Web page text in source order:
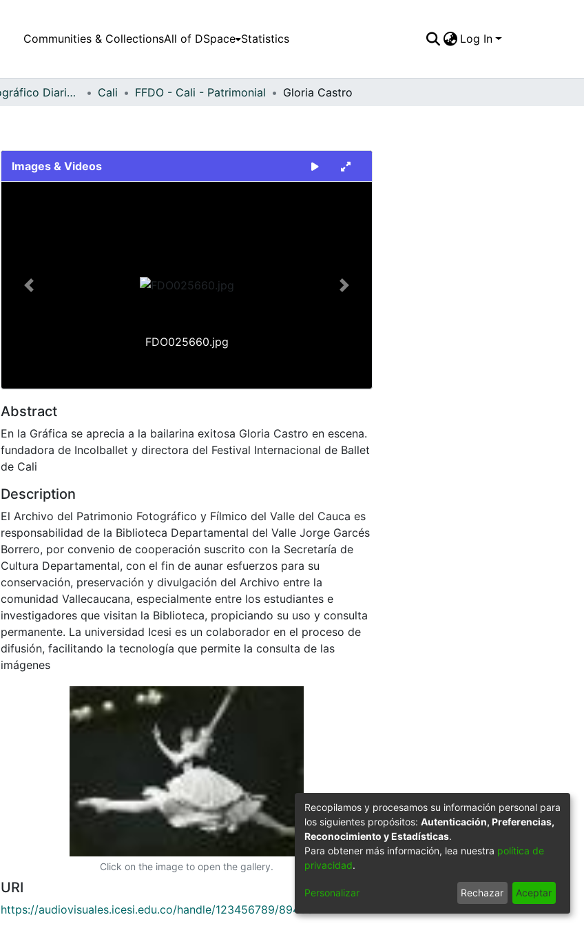
Communities & CollectionsAll of DSpace Statistics Log In
Fondo Fotográfico Diario Occidente Cali FFDO - Cali - Patrimonial Gloria Castro
Images & Videos
FDO025660.jpg
Previous Next
Abstract
En la Gráfica se aprecia a la bailarina exitosa Gloria Castro en escena.
fundadora de Incolballet y directora del Festival Internacional de Ballet
de Cali
Description
El Archivo del Patrimonio Fotográfico y Fílmico del Valle del Cauca es
responsabilidad de la Biblioteca Departamental del Valle Jorge Garcés
Borrero, por convenio de cooperación suscrito con la Secretaría de
Cultura Departamental, con el fin de aunar esfuerzos para su
conservación, preservación y divulgación del Archivo entre la
comunidad Vallecaucana, especialmente entre los estudiantes e
investigadores que visitan la Biblioteca, propiciando su uso y consulta
permanente. La universidad Icesi es un colaborador en el proceso de
difusión, facilitando la tecnología que permite la consulta de las
imágenes
Click on the image to open the gallery.
URI
https://audiovisuales.icesi.edu.co/handle/123456789/89433
Recopilamos y procesamos su información personal para
los siguientes propósitos: Autenticación, Preferencias,
Reconocimiento y Estadísticas.
Para obtener más información, lea nuestra política de
privacidad.
Personalizar Rechazar Aceptar